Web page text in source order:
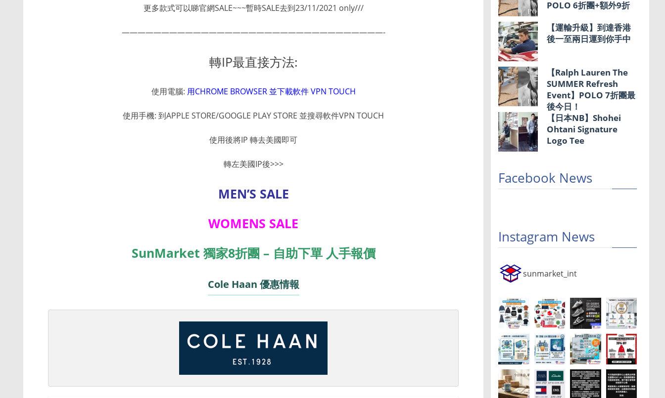
更多款式可以睇官網SALE~~~暫時SALE去到23/11/2021 only///
—————————————————————————————————-
轉IP最直接方法:
使用電腦: 用CHROME BROWSER 並下載軟件 VPN TOUCH
使用手機: 到APPLE STORE/GOOGLE PLAY STORE 並搜尋軟件VPN TOUCH
使用後將IP 轉去美國即可
轉左美國IP後>>>
MEN’S SALE
WOMENS SALE
SunMarket 獨家8折團 – 自助下單 人手報價
Cole Haan 優惠情報
POLO 6折團+額外9折
【運輸升級】到達香港
後一至兩日運到你手中
【Ralph Lauren The
SUMMER Refresh
Event】POLO 7折團最
後今日！
【日本NB】Shohei
Ohtani Signature
Logo Tee
Facebook News
Instagram News
sunmarket_int